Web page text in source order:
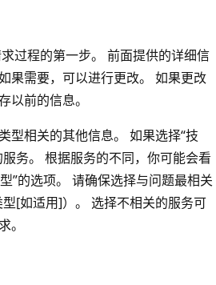
过程的第一步。 前面提供的详细信
果需要，可以进行更改。 如果更改
以前的信息。
型相关的其他信息。 如果选择“技
服务。 根据服务的不同，你可能会看
”的选项。 请确保选择与问题最相关
[如适用]）。 选择不相关的服务可
。